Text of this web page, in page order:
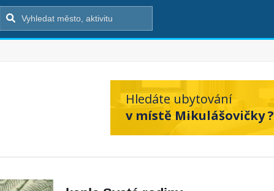
Hledáte ubytování
v místě Mikulášovičky ?